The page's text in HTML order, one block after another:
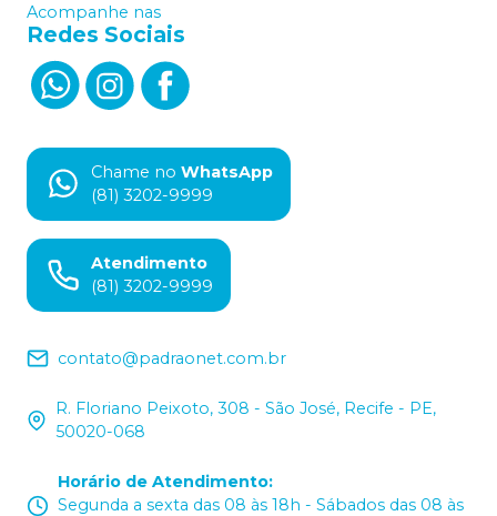
Acompanhe nas
Redes Sociais
Chame no WhatsApp
(81) 3202-9999
Atendimento
(81) 3202-9999
contato@padraonet.com.br
R. Floriano Peixoto, 308 - São José, Recife - PE,
50020-068
Horário de Atendimento:
Segunda a sexta das 08 às 18h - Sábados das 08 às